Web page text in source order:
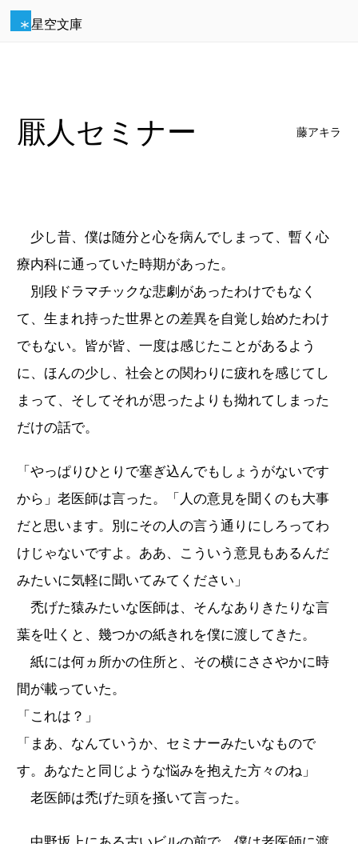
星空文庫
厭人セミナー 藤アキラ
少し昔、僕は随分と心を病んでしまって、暫く心
療内科に通っていた時期があった。
別段ドラマチックな悲劇があったわけでもなく
て、生まれ持った世界との差異を自覚し始めたわけ
でもない。皆が皆、一度は感じたことがあるよう
に、ほんの少し、社会との関わりに疲れを感じてし
まって、そしてそれが思ったよりも拗れてしまった
だけの話で。
「やっぱりひとりで塞ぎ込んでもしょうがないです
から」老医師は言った。「人の意見を聞くのも大事
だと思います。別にその人の言う通りにしろってわ
けじゃないですよ。ああ、こういう意見もあるんだ
みたいに気軽に聞いてみてください」
禿げた猿みたいな医師は、そんなありきたりな言
葉を吐くと、幾つかの紙きれを僕に渡してきた。
紙には何ヵ所かの住所と、その横にささやかに時
間が載っていた。
「これは？」
「まあ、なんていうか、セミナーみたいなもので
す。あなたと同じような悩みを抱えた方々のね」
老医師は禿げた頭を掻いて言った。